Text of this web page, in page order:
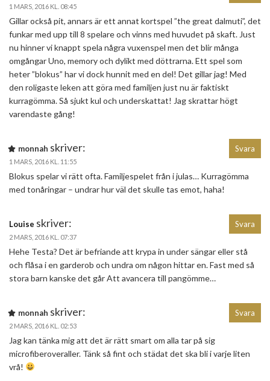
1 MARS, 2016 KL. 08:45
Gillar också pit, annars är ett annat kortspel ”the great dalmuti”, det
funkar med upp till 8 spelare och vinns med huvudet på skaft. Just
nu hinner vi knappt spela några vuxenspel men det blir många
omgångar Uno, memory och dylikt med döttrarna. Ett spel som
heter ”blokus” har vi dock hunnit med en del! Det gillar jag! Med
den roligaste leken att göra med familjen just nu är faktiskt
kurragömma. Så sjukt kul och underskattat! Jag skrattar högt
varendaste gång!
monnah skriver:
1 MARS, 2016 KL. 11:55
Blokus spelar vi rätt ofta. Familjespelet från i julas… Kurragömma
med tonåringar – undrar hur väl det skulle tas emot, haha!
Svara
Louise skriver:
2 MARS, 2016 KL. 07:37
Hehe Testa? Det är befriande att krypa in under sängar eller stå
och flåsa i en garderob och undra om någon hittar en. Fast med så
stora barn kanske det går Att avancera till pangömme…
Svara
monnah skriver:
2 MARS, 2016 KL. 02:53
Jag kan tänka mig att det är rätt smart om alla tar på sig
microfiberoveraller. Tänk så fint och städat det ska bli i varje liten
vrå!
Svara